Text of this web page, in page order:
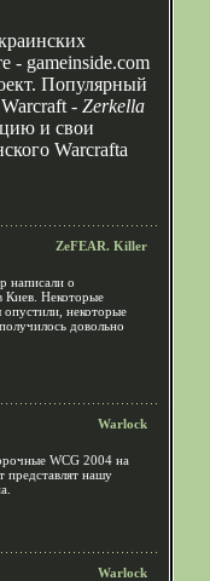
- gameinside.com
Популярный
- Zerkella
и свои
Warcrafta
ZeFEAR. Killer
написали о
Киев. Некоторые
некоторые
довольно
Warlock
WCG 2004 на
представлят нашу
Warlock